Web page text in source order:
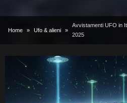
Home Ufo & alieni
Avvistamenti UFO in
2025